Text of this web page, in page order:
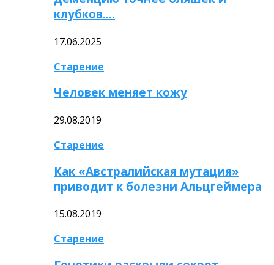
клубков….
17.06.2025
Старение
Человек меняет кожу
29.08.2019
Старение
Как «Австралийская мутация»
приводит к болезни Альцгеймера
15.08.2019
Старение